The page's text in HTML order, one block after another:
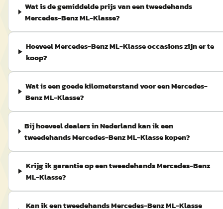
Wat is de gemiddelde prijs van een tweedehands
Mercedes-Benz ML-Klasse?
Hoeveel Mercedes-Benz ML-Klasse occasions zijn er te
koop?
Wat is een goede kilometerstand voor een Mercedes-
Benz ML-Klasse?
Bij hoeveel dealers in Nederland kan ik een
tweedehands Mercedes-Benz ML-Klasse kopen?
Krijg ik garantie op een tweedehands Mercedes-Benz
ML-Klasse?
Kan ik een tweedehands Mercedes-Benz ML-Klasse